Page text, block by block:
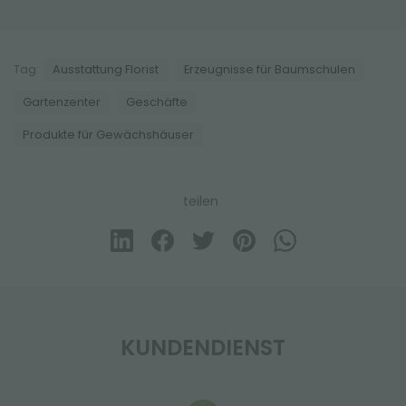
Tag: Ausstattung Florist Erzeugnisse für Baumschulen
Gartenzenter Geschäfte
Produkte für Gewächshäuser
teilen
KUNDENDIENST